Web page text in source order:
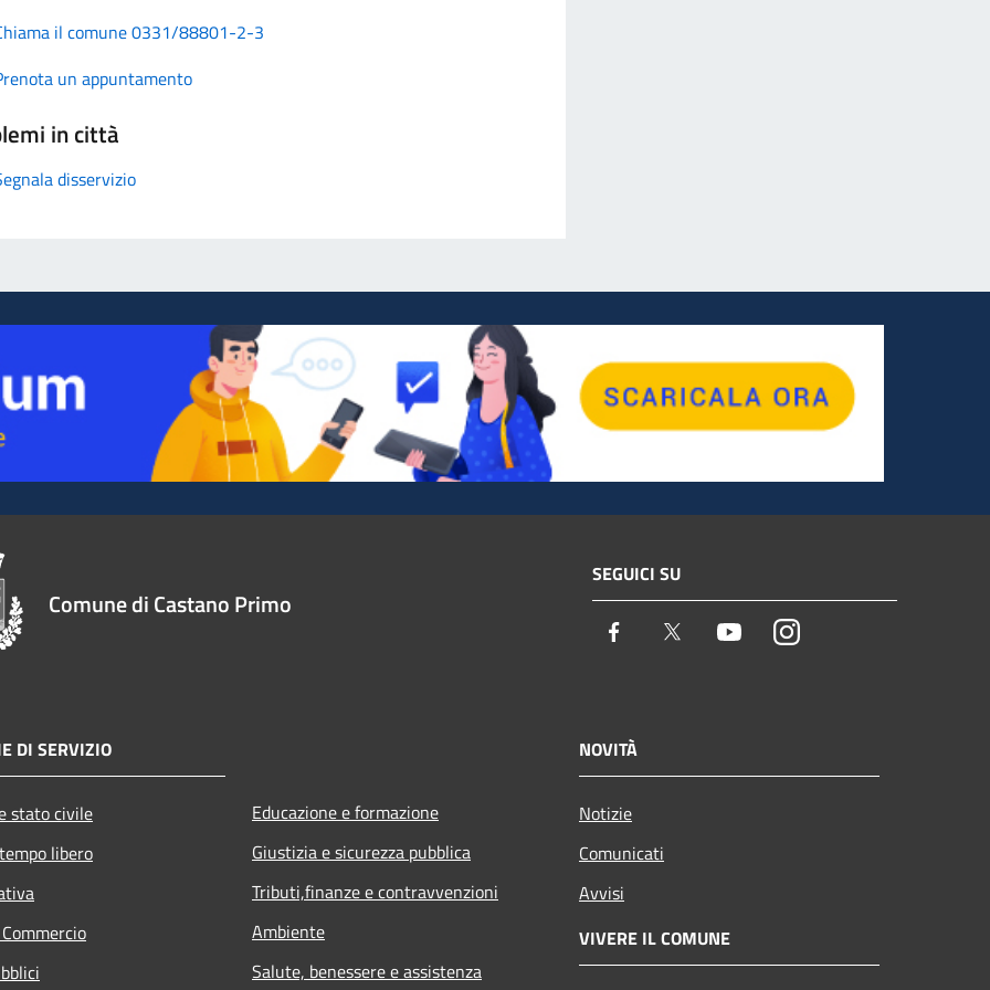
il comune 0331/88801-2-3
un appuntamento
in città
disservizio
Comune di Castano Primo
SEGUICI SU
Facebook Twitter YoutubeInstagram
DI SERVIZIO
stato civile
libero
Educazione e formazione
Giustizia e sicurezza pubblica
Tributi,finanze e contravvenzioni
Ambiente
Salute, benessere e assistenza
NOVITÀ
Notizie
Comunicati
Avvisi
VIVERE IL COMUNE